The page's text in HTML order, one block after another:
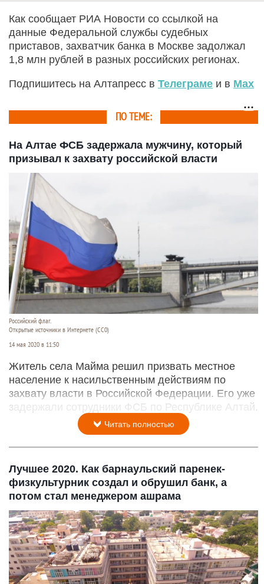
Как сообщает РИА Новости со ссылкой на
данные Федеральной службы судебных
приставов, захватчик банка в Москве задолжал
1,8 млн рублей в разных российских регионах.
Подпишитесь на Алтапресс в Телеграме и в Max
ПО ТЕМЕ:
На Алтае ФСБ задержала мужчину, который
призывал к захвату российской власти
Российский флаг.
Открытые источники в Интернете (СС0)
14 мая 2020 в 11:50
Житель села Майма решил призвать местное
население к насильственным действиям по
захвату власти в Российской Федерации. Его уже
задержали сотрудники ФСБ по Республике Алтай.
Читать полностью
Лучшее 2020. Как барнаульский паренек-
физкультурник создал и обрушил банк, а
потом стал менеджером ашрама